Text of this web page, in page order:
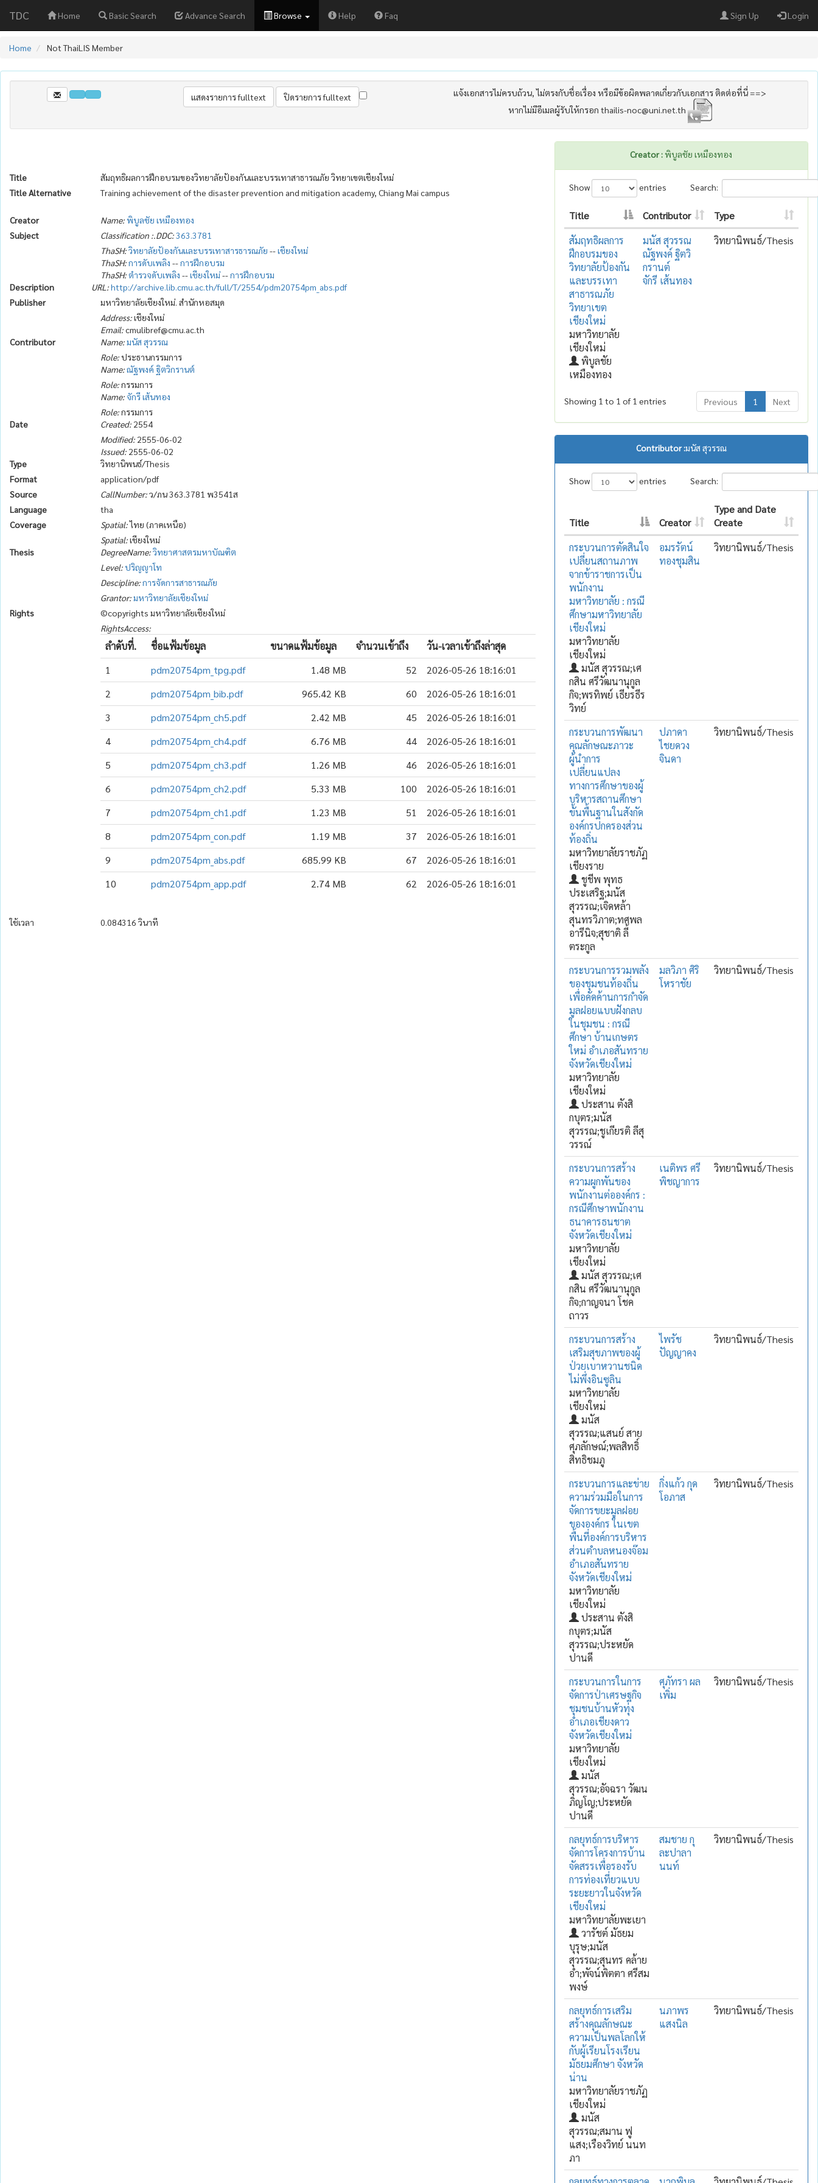
TDC Home Basic Search Advance Search Browse Help Faq Sign Up Login
Home Not ThaiLIS Member
แจ้งเอกสารไม่ครบถ้วน, ไม่ตรงกับชื่อเรื่อง หรือมีข้อผิดพลาดเกี่ยวกับเอกสาร ติดต่อที่นี่ ==>
หากไม่มีอีเมลผู้รับให้กรอก thailis-noc@uni.net.th
Title
สัมฤทธิผลการฝึกอบรมของวิทยาลัยป้องกันและบรรเทาสาธารณภัย วิทยาเขตเชียงใหม่
Title Alternative
Training achievement of the disaster prevention and mitigation academy, Chiang Mai campus
Creator Name:พิบูลชัย เหมืองทอง
Subject
Classification :.DDC:363.3781
ThaSH:วิทยาลัยป้องกันและบรรเทาสารธารณภัย --เชียงใหม่
ThaSH:การดับเพลิง --การฝึกอบรม
ThaSH:ตำรวจดับเพลิง --เชียงใหม่--การฝึกอบรม
Description
URL:http://archive.lib.cmu.ac.th/full/T/2554/pdm20754pm_abs.pdf
Publisher
มหาวิทยาลัยเชียงใหม่. สำนักหอสมุด
Address:เชียงใหม่
Email:cmulibref@cmu.ac.th
Contributor
Name:มนัส สุวรรณ
Role:ประธานกรรมการ
Name:ณัฐพงค์ ฐิตวิกรานต์
Role:กรรมการ
Name: จักรี เส้นทอง
Role:กรรมการ
Date
Created: 2554
Modified: 2555-06-02
Issued: 2555-06-02
Type
วิทยานิพนธ์/Thesis
Format
application/pdf
Source
CallNumber:ว/ภน 363.3781 พ3541ส
Language
tha
Coverage
Spatial:ไทย (ภาคเหนือ)
Spatial:เชียงใหม่
Thesis
DegreeName:วิทยาศาสตรมหาบัณฑิต
Level:ปริญญาโท
Descipline:การจัดการสาธารณภัย
Grantor:มหาวิทยาลัยเชียงใหม่
Rights
©copyrights มหาวิทยาลัยเชียงใหม่
RightsAccess:
ลำดับที่. ชื่อแฟ้มข้อมูล ขนาดแฟ้มข้อมูล จำนวนเข้าถึง
วัน-เวลาเข้าถึงล่าสุด
1
pdm20754pm_tpg.pdf 1.48 MB 52
2026-05-26 18:16:01
2
pdm20754pm_bib.pdf 965.42 KB 60
2026-05-26 18:16:01
3
pdm20754pm_ch5.pdf 2.42 MB 45
2026-05-26 18:16:01
4
pdm20754pm_ch4.pdf 6.76 MB 44
2026-05-26 18:16:01
5
pdm20754pm_ch3.pdf 1.26 MB 46
2026-05-26 18:16:01
6
pdm20754pm_ch2.pdf 5.33 MB 100
2026-05-26 18:16:01
7
pdm20754pm_ch1.pdf 1.23 MB 51
2026-05-26 18:16:01
8
pdm20754pm_con.pdf 1.19 MB 37
2026-05-26 18:16:01
9
pdm20754pm_abs.pdf 685.99 KB 67
2026-05-26 18:16:01
10
pdm20754pm_app.pdf 2.74 MB 62 2026-05-26 18:16:01
ใช้เวลา 0.084316 วินาที
Creator : พิบูลชัย เหมืองทอง
Show entries Search:
Title Contributor
Type
สัมฤทธิผลการ
ฝึกอบรมของ
วิทยาลัยป้องกัน
และบรรเทา
สาธารณภัย
วิทยาเขต
เชียงใหม่
มหาวิทยาลัย
เชียงใหม่
พิบูลชัย
เหมืองทอง
มนัส สุวรรณ
ณัฐพงค์ ฐิตวิ
กรานต์
จักรี เส้นทอง
วิทยานิพนธ์/Thesis
Showing 1 to 1 of 1 entries Previous 1 Next
Contributor :มนัส สุวรรณ
Show entries Search:
Title Creator
Type and Date
Create
กระบวนการตัดสินใจ
เปลี่ยนสถานภาพ
จากข้าราชการเป็น
พนักงาน
มหาวิทยาลัย : กรณี
ศึกษามหาวิทยาลัย
เชียงใหม่
มหาวิทยาลัย
เชียงใหม่
มนัส สุวรรณ;เศ
กสิน ศรีวัฒนานุกูล
กิจ;พรทิพย์ เธียรธีร
วิทย์
อมรรัตน์
ทองชุมสิน
วิทยานิพนธ์/Thesis
กระบวนการพัฒนา
คุณลักษณะภาวะ
ผู้นำการ
เปลี่ยนแปลง
ทางการศึกษาของผู้
บริหารสถานศึกษา
ขั้นพื้นฐานในสังกัด
องค์กรปกครองส่วน
ท้องถิ่น
มหาวิทยาลัยราชภัฏ
เชียงราย
ชูชีพ พุทธ
ประเสริฐ;มนัส
สุวรรณ;เจิดหล้า
สุนทรวิภาต;ทศพล
อารีนิจ;สุชาติ ลี้
ตระกูล
ปภาดา
ไชยดวง
จินดา
วิทยานิพนธ์/Thesis
กระบวนการรวมพลัง
ของชุมชนท้องถิ่น
เพื่อคัดค้านการกำจัด
มูลฝอยแบบฝังกลบ
ในชุมชน : กรณี
ศึกษา บ้านเกษตร
ใหม่ อำเภอสันทราย
จังหวัดเชียงใหม่
มหาวิทยาลัย
เชียงใหม่
ประสาน ตังสิ
กบุตร;มนัส
สุวรรณ;ชูเกียรติ ลีสุ
วรรณ์
มลวิภา ศิริ
โหราชัย
วิทยานิพนธ์/Thesis
กระบวนการสร้าง
ความผูกพันของ
พนักงานต่อองค์กร :
กรณีศึกษาพนักงาน
ธนาคารธนชาต
จังหวัดเชียงใหม่
มหาวิทยาลัย
เชียงใหม่
มนัส สุวรรณ;เศ
กสิน ศรีวัฒนานุกูล
กิจ;กาญจนา โชค
ถาวร
เนติพร ศรี
พิชญาการ
วิทยานิพนธ์/Thesis
กระบวนการสร้าง
เสริมสุขภาพของผู้
ป่วยเบาหวานชนิด
ไม่พึ่งอินซูลิน
มหาวิทยาลัย
เชียงใหม่
มนัส
สุวรรณ;แสนย์ สาย
ศุภลักษณ์;พลสิทธิ์
สิทธิชมภู
ไพรัช
ปัญญาคง
วิทยานิพนธ์/Thesis
กระบวนการและข่าย
ความร่วมมือในการ
จัดการขยะมูลฝอย
ขององค์กร ในเขต
พื้นที่องค์การบริหาร
ส่วนตำบลหนองจ๊อม
อำเภอสันทราย
จังหวัดเชียงใหม่
มหาวิทยาลัย
เชียงใหม่
ประสาน ตังสิ
กบุตร;มนัส
สุวรรณ;ประหยัด
ปานดี
กิ่งแก้ว กุด
โอภาส
วิทยานิพนธ์/Thesis
กระบวนการในการ
จัดการป่าเศรษฐกิจ
ชุมชนบ้านหัวทุ่ง
อำเภอเชียงดาว
จังหวัดเชียงใหม่
มหาวิทยาลัย
เชียงใหม่
มนัส
สุวรรณ;อัจฉรา วัฒน
ภิญโญ;ประหยัด
ปานดี
ศุภัทรา ผล
เพิ่ม
วิทยานิพนธ์/Thesis
กลยุทธ์การบริหาร
จัดการโครงการบ้าน
จัดสรรเพื่อรองรับ
การท่องเที่ยวแบบ
ระยะยาวในจังหวัด
เชียงใหม่
มหาวิทยาลัยพะเยา
วารัชต์ มัธยม
บุรุษ;มนัส
สุวรรณ;สุนทร คล้าย
อ่ำ;พัจน์พิตตา ศรีสม
พงษ์
สมชาย กุ
ละปาลา
นนท์
วิทยานิพนธ์/Thesis
กลยุทธ์การเสริม
สร้างคุณลักษณะ
ความเป็นพลโลกให้
กับผู้เรียนโรงเรียน
มัธยมศึกษา จังหวัด
น่าน
มหาวิทยาลัยราชภัฏ
เชียงใหม่
มนัส
สุวรรณ;สมาน ฟู
แสง;เรืองวิทย์ นนท
ภา
นภาพร
แสงนิล
วิทยานิพนธ์/Thesis